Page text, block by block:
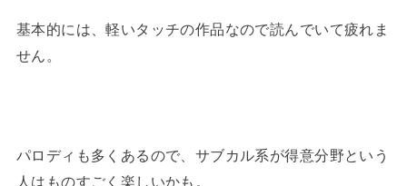
基本的には、軽いタッチの作品なので読んでいて疲れま
せん。
パロディも多くあるので、サブカル系が得意分野という
人はものすごく楽しいかも。